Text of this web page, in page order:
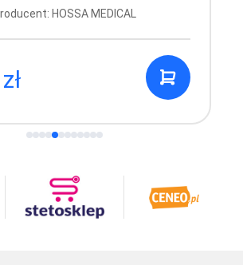
HOSSA MEDICAL